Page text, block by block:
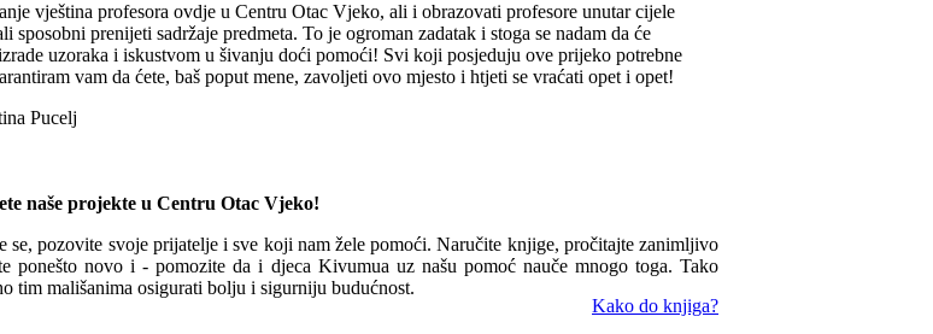
vještina profesora ovdje u Centru Otac Vjeko, ali i obrazovati profesore unutar cijele
sposobni prenijeti sadržaje predmeta. To je ogroman zadatak i stoga se nadam da će
uzoraka i iskustvom u šivanju doći pomoći! Svi koji posjeduju ove prijeko potrebne
vam da ćete, baš poput mene, zavoljeti ovo mjesto i htjeti se vraćati opet i opet!
Pucelj
naše projekte u Centru Otac Vjeko!
se, pozovite svoje prijatelje i sve koji nam žele pomoći. Naručite knjige, pročitajte zanimljivo
ponešto novo i - pomozite da i djeca Kivumua uz našu pomoć nauče mnogo toga. Tako
tim mališanima osigurati bolju i sigurniju budućnost.
Kako do knjiga?